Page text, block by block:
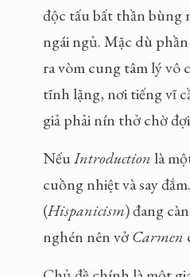
độc tấu bất thần bùng
ngái ngủ. Mặc dù
ra vòm cung tâm lý vô
tĩnh lặng, nơi tiếng vĩ
giả phải nín thở chờ
NếuIntroduction là
cuồng nhiệt và say
(Hispanicism) đang
nghén nên vởCarmen